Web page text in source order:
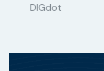
DIGdot